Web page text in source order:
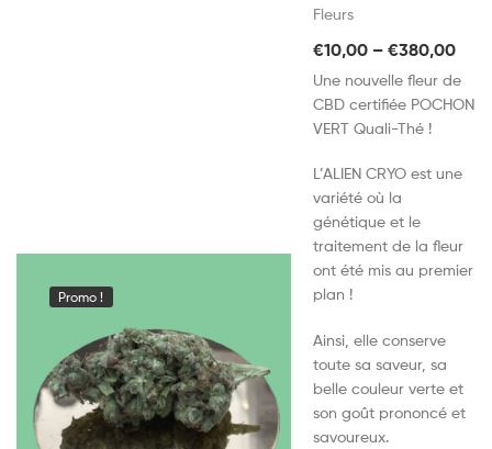
Promo !
Fleurs
€10,00 – €380,00
Une nouvelle fleur de
CBD certifiée POCHON
VERT Quali-Thé !
L’ALIEN CRYO est une
variété où la
génétique et le
traitement de la fleur
ont été mis au premier
plan !
Ainsi, elle conserve
toute sa saveur, sa
belle couleur verte et
son goût prononcé et
savoureux.